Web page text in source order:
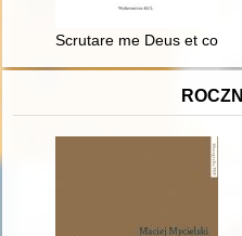
Scrutare me Deus et